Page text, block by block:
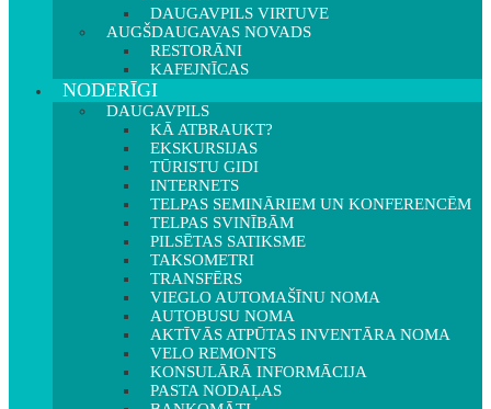
DAUGAVPILS VIRTUVE
AUGŠDAUGAVAS NOVADS
RESTORĀNI
KAFEJNĪCAS
NODERĪGI
DAUGAVPILS
KĀ ATBRAUKT?
EKSKURSIJAS
TŪRISTU GIDI
INTERNETS
TELPAS SEMINĀRIEM UN KONFERENCĒM
TELPAS SVINĪBĀM
PILSĒTAS SATIKSME
TAKSOMETRI
TRANSFĒRS
VIEGLO AUTOMAŠĪNU NOMA
AUTOBUSU NOMA
AKTĪVĀS ATPŪTAS INVENTĀRA NOMA
VELO REMONTS
KONSULĀRĀ INFORMĀCIJA
PASTA NODAĻAS